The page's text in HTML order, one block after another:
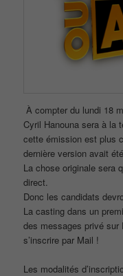
À compter du lundi 18
Cyril Hanouna sera à la
cette émission est plus
dernière version avait
La chose originale sera
direct.
Donc les candidats
La casting dans un
des messages privé
s’inscrire par Mail !
Les modalités